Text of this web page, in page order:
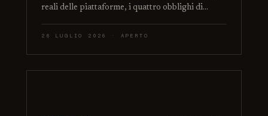
reali delle piattaforme, i quattro obblighi di…
26 LUGLIO 2026 · APERTO